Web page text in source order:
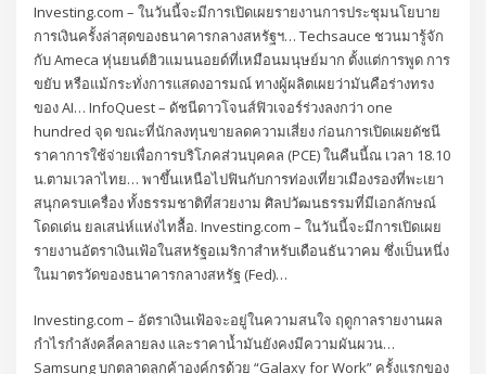
Investing.com – ในวันนี้จะมีการเปิดเผยรายงานการประชุมนโยบาย
การเงินครั้งล่าสุดของธนาคารกลางสหรัฐฯ… Techsauce ชวนมารู้จัก
กับ Ameca หุ่นยนต์ฮิวแมนนอยด์ที่เหมือนมนุษย์มาก ตั้งแต่การพูด การ
ขยับ หรือแม้กระทั่งการแสดงอารมณ์ ทางผู้ผลิตเผยว่ามันคือร่างทรง
ของ AI… InfoQuest – ดัชนีดาวโจนส์ฟิวเจอร์ร่วงลงกว่า one
hundred จุด ขณะที่นักลงทุนขายลดความเสี่ยง ก่อนการเปิดเผยดัชนี
ราคาการใช้จ่ายเพื่อการบริโภคส่วนบุคคล (PCE) ในคืนนี้ณ เวลา 18.10
น.ตามเวลาไทย… พาขึ้นเหนือไปฟินกับการท่องเที่ยวเมืองรองที่พะเยา
สนุกครบเครื่อง ทั้งธรรมชาติที่สวยงาม ศิลปวัฒนธรรมที่มีเอกลักษณ์
โดดเด่น ยลเสน่ห์แห่งไทลื้อ. Investing.com – ในวันนี้จะมีการเปิดเผย
รายงานอัตราเงินเฟ้อในสหรัฐอเมริกาสำหรับเดือนธันวาคม ซึ่งเป็นหนึ่ง
ในมาตรวัดของธนาคารกลางสหรัฐ (Fed)…
Investing.com – อัตราเงินเฟ้อจะอยู่ในความสนใจ ฤดูกาลรายงานผล
กำไรกำลังคลี่คลายลง และราคาน้ำมันยังคงมีความผันผวน…
Samsung บุกตลาดลูกค้าองค์กรด้วย “Galaxy for Work” ครั้งแรกของ